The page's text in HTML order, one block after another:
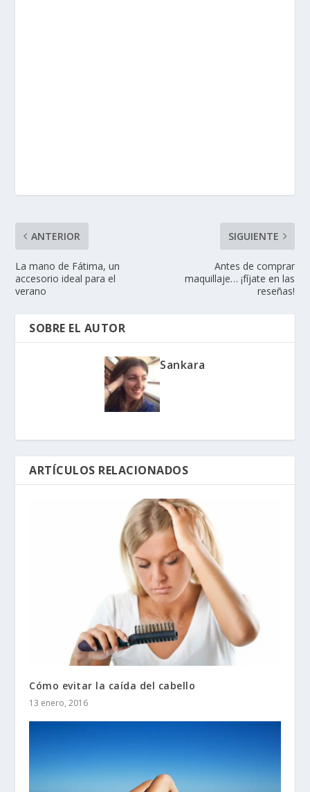
ANTERIOR
La mano de Fátima, un
accesorio ideal para el
verano
SIGUIENTE
Antes de comprar
maquillaje… ¡fíjate en las
reseñas!
SOBRE EL AUTOR
Sankara
ARTÍCULOS RELACIONADOS
Cómo evitar la caída del cabello
13 enero, 2016